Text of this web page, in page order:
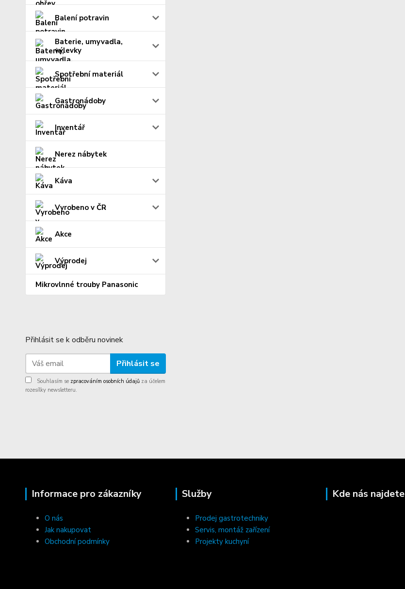
Balení potravin
Baterie, umyvadla,
výlevky
Spotřební materiál
Gastronádoby
Inventář
Nerez nábytek
Káva
Vyrobeno v ČR
Akce
Výprodej
Mikrovlnné trouby Panasonic
Přihlásit se k odběru novinek
Přihlásit se
Souhlasím se zpracováním osobních údajů za účelem
rozesílky newsletteru.
Informace pro zákazníky
O nás
Jak nakupovat
Obchodní podmínky
Služby
Prodej gastrotechniky
Servis, montáž zařízení
Projekty kuchyní
Kde nás najdete